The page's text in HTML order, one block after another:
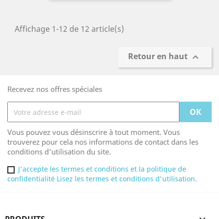
Affichage 1-12 de 12 article(s)
Retour en haut 
Recevez nos offres spéciales
Vous pouvez vous désinscrire à tout moment. Vous
trouverez pour cela nos informations de contact dans les
conditions d'utilisation du site.
J'accepte les termes et conditions et la politique de
confidentialité Lisez les termes et conditions d'utilisation.